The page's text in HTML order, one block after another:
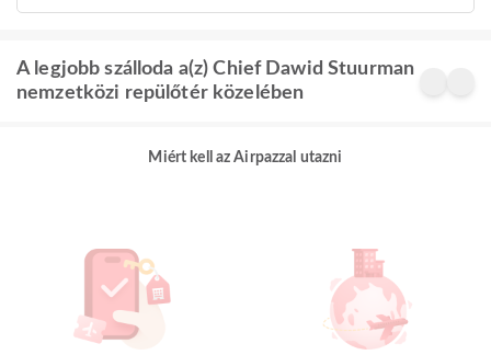
A legjobb szálloda a(z) Chief Dawid Stuurman
nemzetközi repülőtér közelében
Miért kell az Airpazzal utazni